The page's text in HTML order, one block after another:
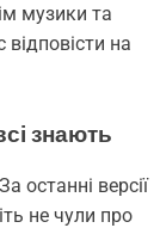
музики та
на
знають
останні версії
не чули про